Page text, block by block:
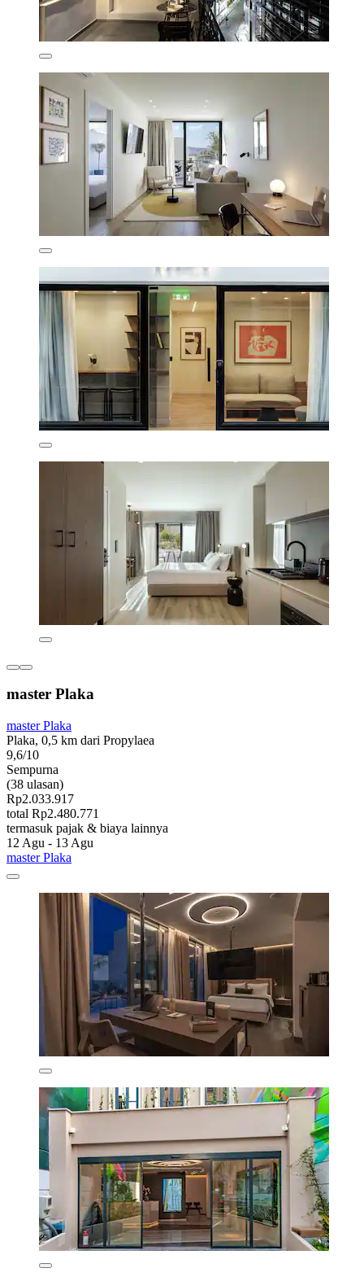
master Plaka
master Plaka
Plaka, 0,5 km dari Propylaea
9,6/10
Sempurna
(38 ulasan)
Rp2.033.917
total Rp2.480.771
termasuk pajak & biaya lainnya
12 Agu - 13 Agu
master Plaka